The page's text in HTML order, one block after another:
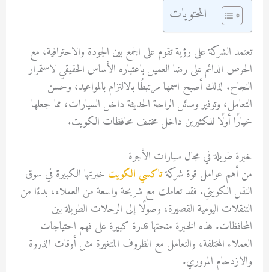
المحتويات
تعتمد الشركة على رؤية تقوم على الجمع بين الجودة والاحترافية، مع
الحرص الدائم على رضا العميل باعتباره الأساس الحقيقي لاستمرار
النجاح. لذلك أصبح اسمها مرتبطًا بالالتزام بالمواعيد، وحسن
التعامل، وتوفير وسائل الراحة الحديثة داخل السيارات، مما جعلها
خيارًا أولًا للكثيرين داخل مختلف محافظات الكويت.
خبرة طويلة في مجال سيارات الأجرة
من أهم عوامل قوة شركةتاكسي الكويت خبرتها الكبيرة في سوق
النقل الكويتي. فقد تعاملت مع شريحة واسعة من العملاء، بدءًا من
التنقلات اليومية القصيرة، وصولًا إلى الرحلات الطويلة بين
المحافظات. هذه الخبرة منحتها قدرة كبيرة على فهم احتياجات
العملاء المختلفة، والتعامل مع الظروف المتغيرة مثل أوقات الذروة
والازدحام المروري.